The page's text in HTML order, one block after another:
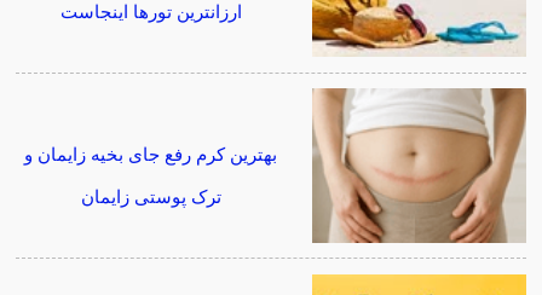
ارزانترین تورها اینجاست
بهترین کرم رفع جای بخیه زایمان و
ترک پوستی زایمان